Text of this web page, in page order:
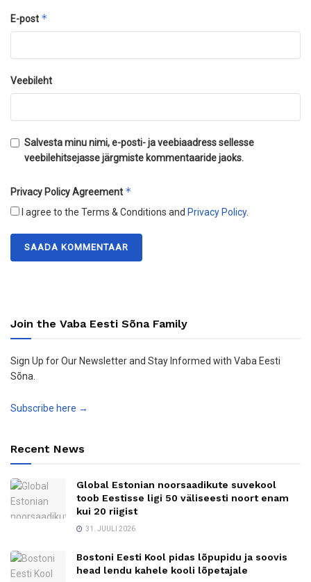
E-post *
Veebileht
Salvesta minu nimi, e-posti- ja veebiaadress sellesse
veebilehitsejasse järgmiste kommentaaride jaoks.
Privacy Policy Agreement *
I agree to the Terms & Conditions and Privacy Policy.
Join the Vaba Eesti Sõna Family
Sign Up for Our Newsletter and Stay Informed with Vaba Eesti
Sõna.
Subscribe here →
Recent News
Global Estonian noorsaadikute suvekool
toob Eestisse ligi 50 väliseesti noort enam
kui 20 riigist
31. JUULI 2026
Bostoni Eesti Kool pidas lõpupidu ja soovis
head lendu kahele kooli lõpetajale